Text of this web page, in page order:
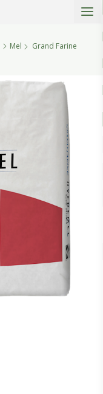
Mel
Grand Farine